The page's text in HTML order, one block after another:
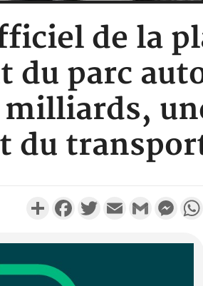
de la
du parc
du
PartagerFacebookTwitterEmail Gmail